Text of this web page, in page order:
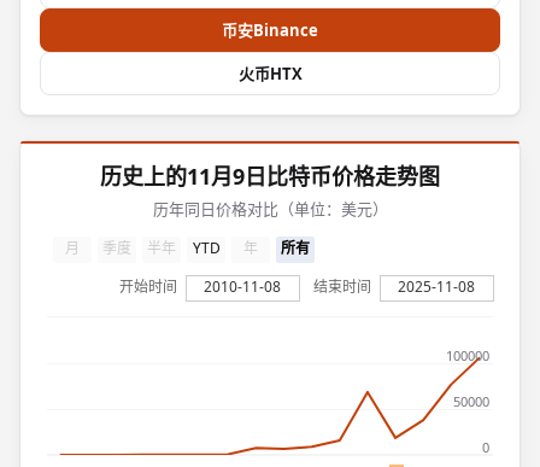
币安Binance
火币HTX
历史上的11月9日比特币价格走势图
历年同日价格对比（单位：美元）
0
50000
100000
月 季度 半年 YTD 年
所有
开始时间
2010-11-08 结束时间 2025-11-08